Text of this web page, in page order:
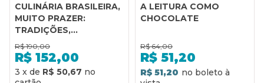
CULINÁRIA BRASILEIRA,
MUITO PRAZER:
TRADIÇÕES,
INGREDIENTES E 200
RECEITAS DE GRANDES
PROFISSIONAIS DO
PAÍS
R$ 190,00
R$ 152,00
3 x de R$ 50,67
A LEITURA COMO
CHOCOLATE
R$ 64,00
R$ 51,20
R$ 51,20